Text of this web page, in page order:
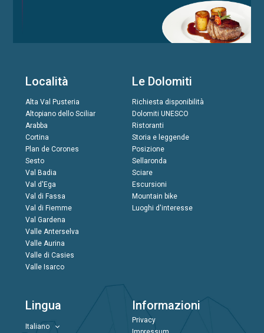
Località
Alta Val Pusteria
Altopiano dello Sciliar
Arabba
Cortina
Plan de Corones
Sesto
Val Badia
Val d'Ega
Val di Fassa
Val di Fiemme
Val Gardena
Valle Anterselva
Valle Aurina
Valle di Casies
Valle Isarco
Le Dolomiti
Richiesta disponibilità
Dolomiti UNESCO
Ristoranti
Storia e leggende
Posizione
Sellaronda
Sciare
Escursioni
Mountain bike
Luoghi d'interesse
Lingua
Italiano
Informazioni
Privacy